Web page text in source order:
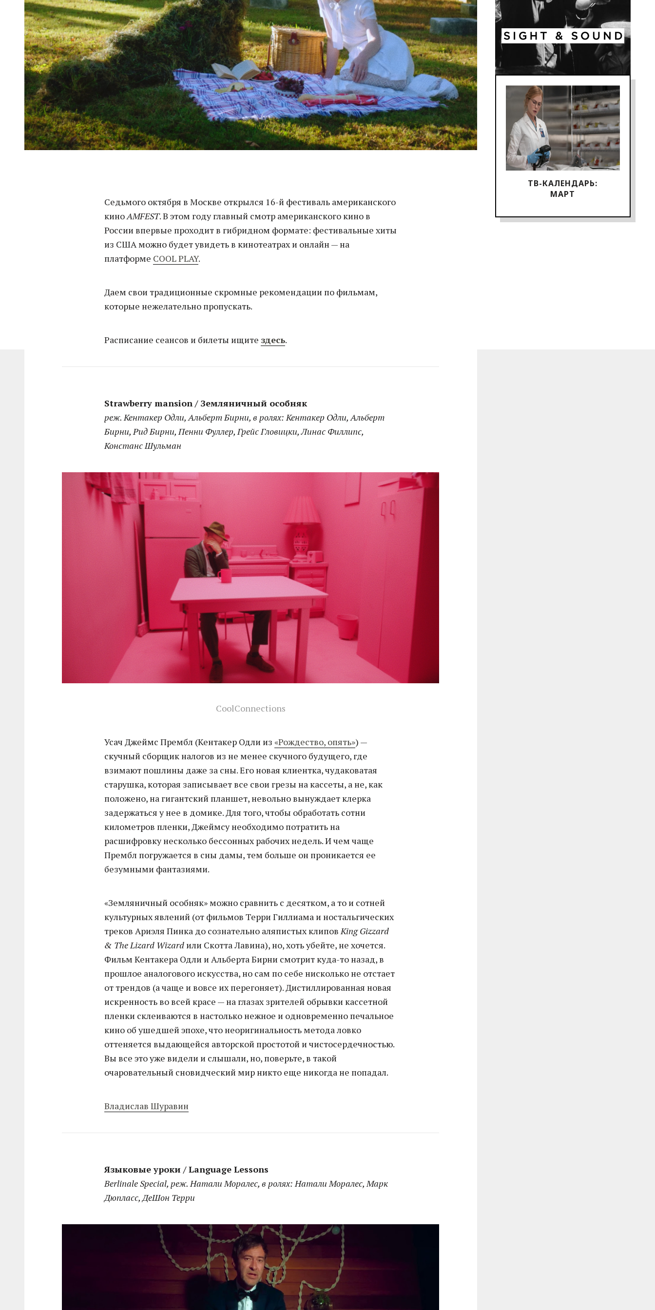
ТВ-КАЛЕНДАРЬ:
МАРТ
Седьмого октября в Москве открылся 16-й фестиваль американского
киноAMFEST. В этом году главный смотр американского кино в
России впервые проходит в гибридном формате: фестивальные хиты
из США можно будет увидеть в кинотеатрах и онлайн — на
платформе COOL PLAY.
Даем свои традиционные скромные рекомендации по фильмам,
которые нежелательно пропускать.
Расписание сеансов и билеты ищите здесь.
Strawberry mansion / Земляничный особняк
реж. Кентакер Одли, Альберт Бирни, в ролях: Кентакер Одли, Альберт
Бирни, Рид Бирни, Пенни Фуллер, Грейс Гловицки, Линас Филлипс,
Констанс Шульман
CoolConnections
Усач Джеймс Прембл (Кентакер Одли из«Рождество, опять») —
скучный сборщик налогов из не менее скучного будущего, где
взимают пошлины даже за сны. Его новая клиентка, чудаковатая
старушка, которая записывает все свои грезы на кассеты, а не, как
положено, на гигантский планшет, невольно вынуждает клерка
задержаться у нее в домике. Для того, чтобы обработать сотни
километров пленки, Джеймсу необходимо потратить на
расшифровку несколько бессонных рабочих недель. И чем чаще
Прембл погружается в сны дамы, тем больше он проникается ее
безумными фантазиями.
«Земляничный особняк» можно сравнить с десятком, а то и сотней
культурных явлений (от фильмов Терри Гиллиама и ностальгических
треков Ариэля Пинка до сознательно аляпистых клиповKing Gizzard
& The Lizard Wizard или Скотта Лавина), но, хоть убейте, не хочется.
Фильм Кентакера Одли и Альберта Бирни смотрит куда-то назад, в
прошлое аналогового искусства, но сам по себе нисколько не отстает
от трендов (а чаще и вовсе их перегоняет). Дистиллированная новая
искренность во всей красе — на глазах зрителей обрывки кассетной
пленки склеиваются в настолько нежное и одновременно печальное
кино об ушедшей эпохе, что неоригинальность метода ловко
оттеняется выдающейся авторской простотой и чистосердечностью.
Вы все это уже видели и слышали, но, поверьте, в такой
очаровательный сновидческий мир никто еще никогда не попадал.
Владислав Шуравин
Языковые уроки / Language Lessons
Berlinale Special, реж. Натали Моралес, в ролях: Натали Моралес, Марк
Дюпласс, ДеШон Терри